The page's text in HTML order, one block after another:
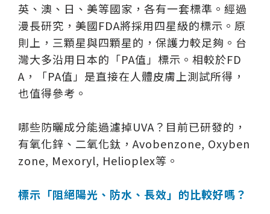
英、澳、日、美等國家，各有一套標準。經過
漫長研究，美國FDA將採用四星級的標示。原
則上，三顆星與四顆星的，保護力較足夠。台
灣大多沿用日本的「PA值」標示。相較於FD
A，「PA值」是直接在人體皮膚上測試所得，
也值得參考。
哪些防曬成分能過濾掉UVA？目前已研發的，
有氧化鋅、二氧化鈦，Avobenzone, Oxyben
zone, Mexoryl, Helioplex等。
標示「阻絕陽光、防水、長效」的比較好嗎？